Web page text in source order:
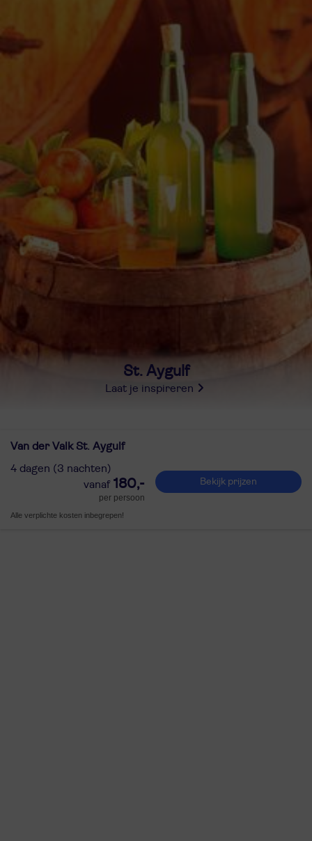
St. Aygulf
Laat je inspireren
Van der Valk St. Aygulf
4 dagen (3 nachten)
180,-
per persoon
Bekijk prijzen
Alle verplichte kosten inbegrepen!